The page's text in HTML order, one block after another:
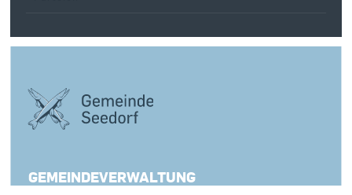
GEMEINDEVERWALTUNG